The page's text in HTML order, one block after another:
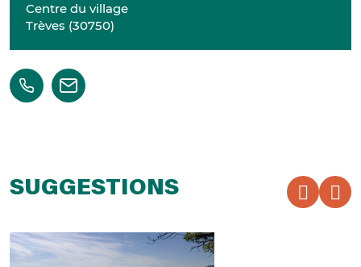
Centre du village
Trèves (30750)
SUGGESTIONS